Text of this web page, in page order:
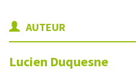
AUTEUR
Lucien Duquesne